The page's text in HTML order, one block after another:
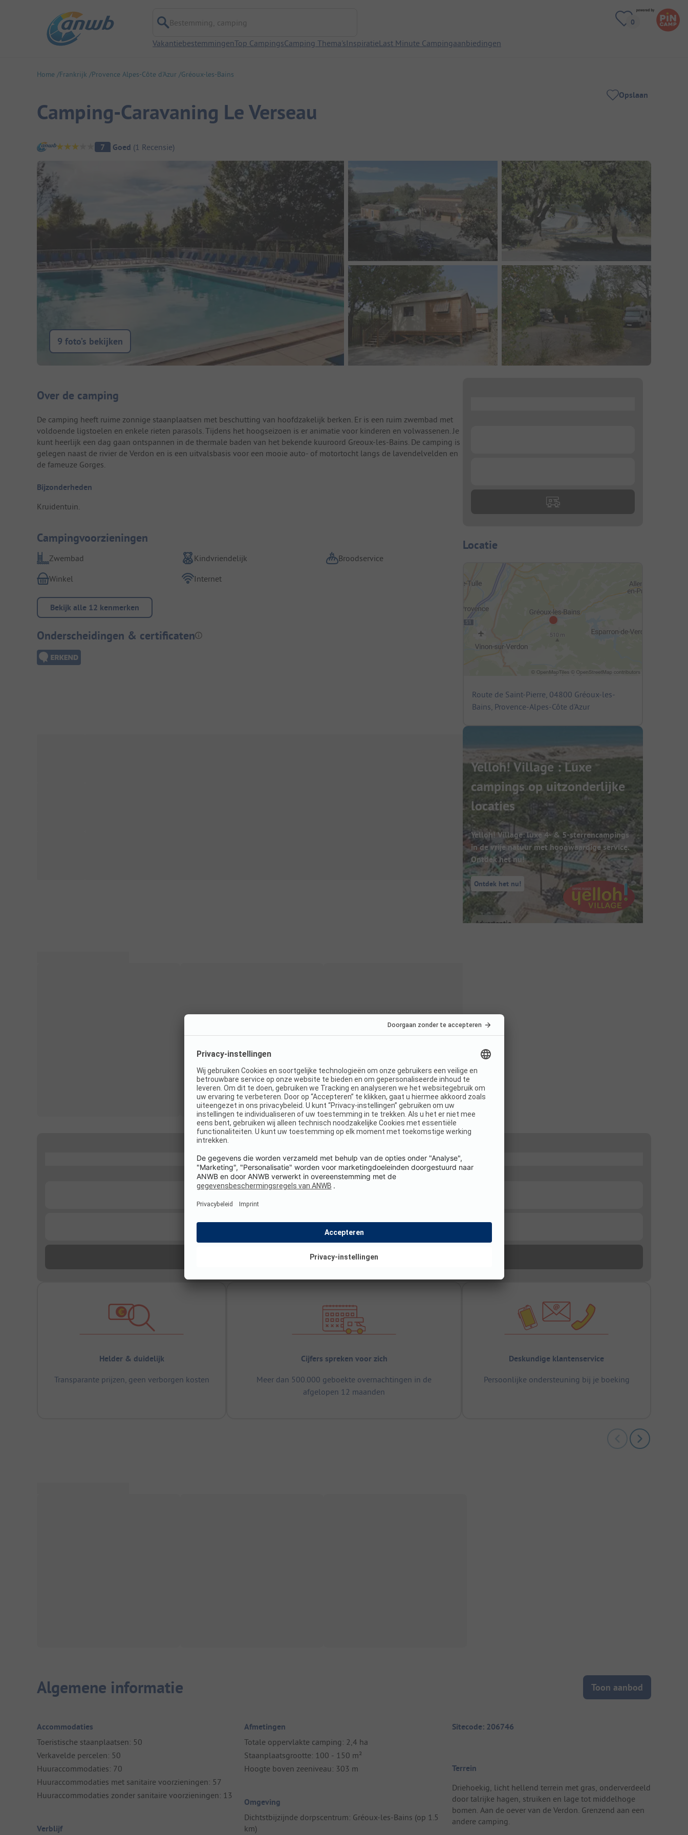
Bestemming, camping
VakantiebestemmingenTop CampingsCamping Thema'sInspiratieLast Minute Campingaanbiedingen
Home Frankrijk Provence Alpes-Côte d'Azur Gréoux-les-Bains
Camping-Caravaning Le Verseau
Opslaan
Camping overzicht
7 Goed (1 Recensie)
9 foto’s bekijken
Camping introductie
Over de camping
De camping heeft ruime zonnige staanplaatsen met beschutting van hoofdzakelijk berken. Er is een ruim zwembad met
voldoende ligstoelen en enkele rieten parasols. Tijdens het hoogseizoen is er animatie voor kinderen en volwassenen. Je
kunt heerlijk een dag gaan ontspannen in de thermale baden van het bekende kuuroord Greoux-les-Bains. De camping is
gelegen naast de rivier de Verdon en is een uitvalsbasis voor een mooie auto- of motortocht langs de lavendelvelden en
de fameuze Gorges.
Bijzonderheden
Kruidentuin.
Campingvoorzieningen
Zwembad Kindvriendelijk
Broodservice
Winkel
Internet
Bekijk alle 12 kenmerken
Onderscheidingen & certificaten
Locatie
Route de Saint-Pierre, 04800 Gréoux-les-
Bains, Provence-Alpes-Côte d'Azur
Yelloh! Village : Luxe
campings op uitzonderlijke
locaties
Yelloh! Village: luxe 4- & 5-sterrencampings
in de vrije natuur met hoogwaardige service.
Ontdek het nu!
Ontdek het nu!
Helder & duidelijk
Transparante prijzen, geen verborgen kosten
Cijfers spreken voor zich
Meer dan 500.000 geboekte overnachtingen in de
afgelopen 12 maanden
Deskundige klantenservice
Persoonlijke ondersteuning bij je boeking
Algemene informatie Toon aanbod
Accommodaties
Toeristische staanplaatsen: 50
Verkavelde percelen: 50
Huuraccommodaties: 70
Huuraccommodaties met sanitaire voorzieningen: 57
Huuraccommodaties zonder sanitaire voorzieningen: 13
Verblijf
Afmetingen
Totale oppervlakte camping: 2,4 ha
Staanplaatsgrootte: 100 - 150 m²
Hoogte boven zeeniveau: 303 m
Omgeving
Dichtstbijzijnde dorpscentrum: Gréoux-les-Bains (op 1.5
km)
Sitecode: 206746
Terrein
Driehoekig, licht hellend terrein met gras, onderverdeeld
door talrijke hagen, struiken en lage tot middelhoge
bomen. Aan de oever van de Verdon. Grenzend aan een
andere camping.